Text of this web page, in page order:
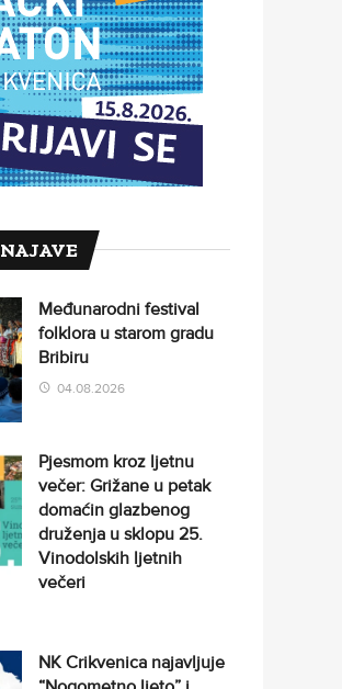
NAJAVE
Međunarodni festival
folklora u starom gradu
Bribiru
04.08.2026
Pjesmom kroz ljetnu
večer: Grižane u petak
domaćin glazbenog
druženja u sklopu 25.
Vinodolskih ljetnih
večeri
NK Crikvenica najavljuje